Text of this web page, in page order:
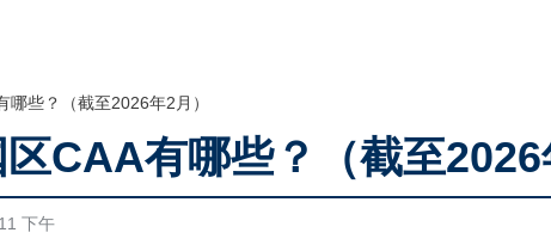
哪些？（截至2026年2月）
CAA有哪些？（截至2026
下午